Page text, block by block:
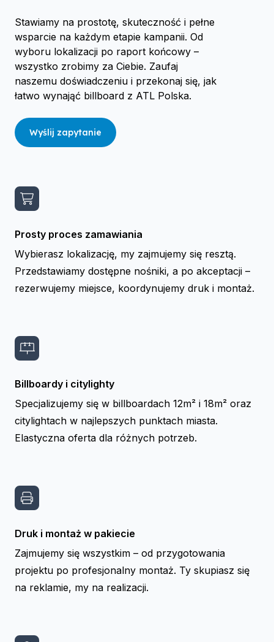
Stawiamy na prostotę, skuteczność i pełne
wsparcie na każdym etapie kampanii. Od
wyboru lokalizacji po raport końcowy –
wszystko zrobimy za Ciebie. Zaufaj
naszemu doświadczeniu i przekonaj się, jak
łatwo wynająć billboard z ATL Polska.
Wyślij zapytanie
Prosty proces zamawiania
Wybierasz lokalizację, my zajmujemy się resztą.
Przedstawiamy dostępne nośniki, a po akceptacji –
rezerwujemy miejsce, koordynujemy druk i montaż.
Billboardy i citylighty
Specjalizujemy się w billboardach 12m² i 18m² oraz
citylightach w najlepszych punktach miasta.
Elastyczna oferta dla różnych potrzeb.
Druk i montaż w pakiecie
Zajmujemy się wszystkim – od przygotowania
projektu po profesjonalny montaż. Ty skupiasz się
na reklamie, my na realizacji.